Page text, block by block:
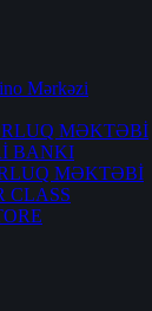
Mərkəzi
MƏKTƏBİ
BANKI
MƏKTƏBİ
CLASS